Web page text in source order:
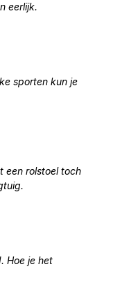
eerlijk.
sporten kun je
een rolstoel toch
Hoe je het